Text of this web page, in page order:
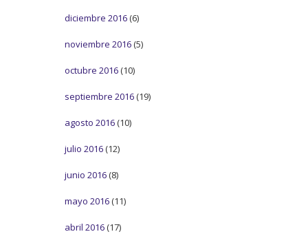
diciembre 2016 (6)
noviembre 2016 (5)
octubre 2016 (10)
septiembre 2016 (19)
agosto 2016 (10)
julio 2016 (12)
junio 2016 (8)
mayo 2016 (11)
abril 2016 (17)